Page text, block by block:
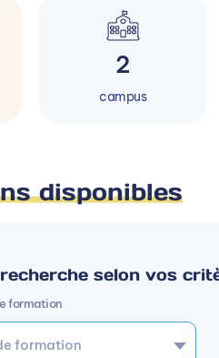
2
campus
disponibles
selon vos
formation